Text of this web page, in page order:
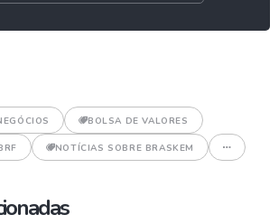
BOLSA DE VALORES
NOTÍCIAS SOBRE BRASKEM